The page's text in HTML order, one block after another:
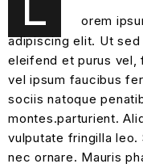
orem
adipiscing elit. Ut sed
eleifend et purus vel,
vel ipsum faucibus
sociis natoque
montes.parturient.
vulputate fringilla leo.
nec ornare. Mauris